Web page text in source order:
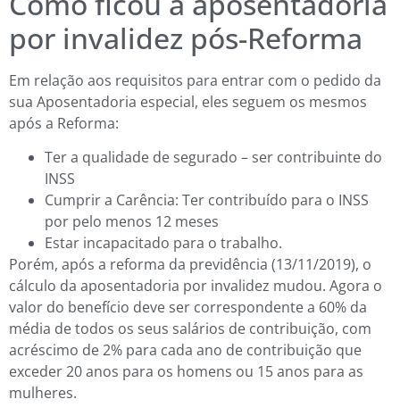
por invalidez pós-Reforma
Em relação aos requisitos para entrar com o pedido da
sua Aposentadoria especial, eles seguem os mesmos
após a Reforma:
Ter a qualidade de segurado – ser contribuinte do
INSS
Cumprir a Carência: Ter contribuído para o INSS
por pelo menos 12 meses
Estar incapacitado para o trabalho.
Porém, após a reforma da previdência (13/11/2019), o
cálculo da aposentadoria por invalidez mudou. Agora o
valor do benefício deve ser correspondente a 60% da
média de todos os seus salários de contribuição, com
acréscimo de 2% para cada ano de contribuição que
exceder 20 anos para os homens ou 15 anos para as
mulheres.